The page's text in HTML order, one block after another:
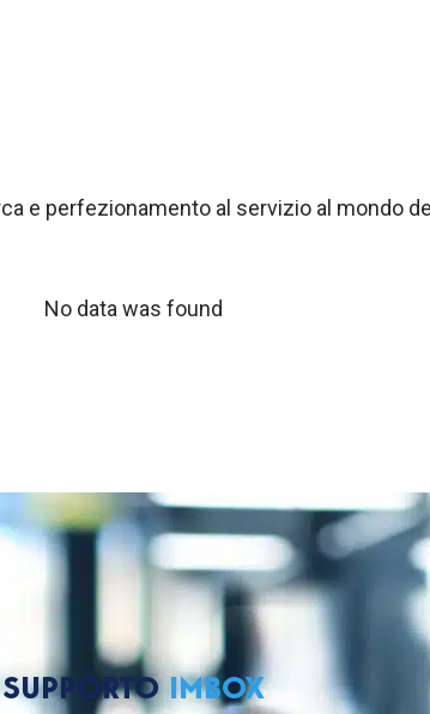
e perfezionamento al servizio al mondo
No data was found
SUPPORTO IMBOX